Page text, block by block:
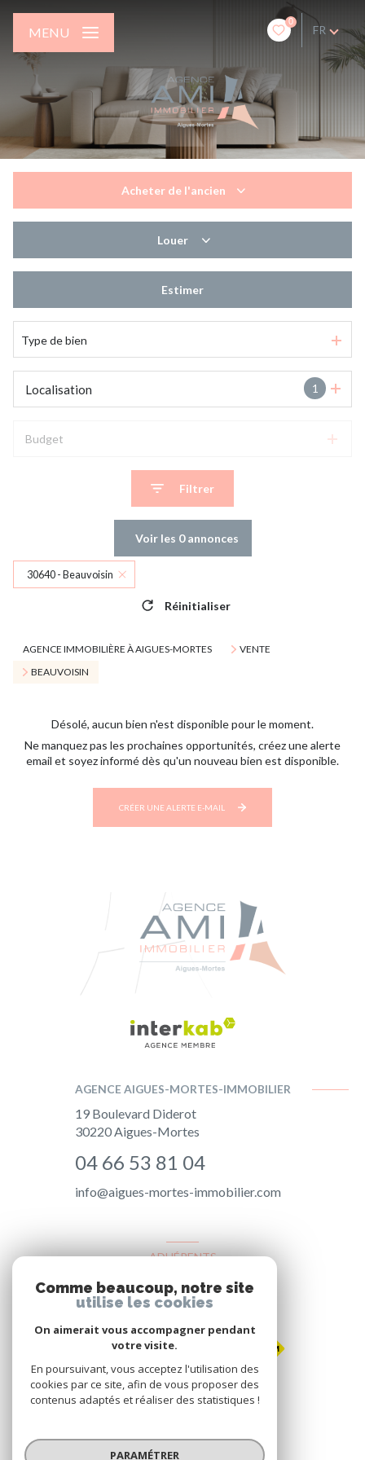
0
FR
MENU
Acheter de l'ancien
Louer
de l'immo pro
Estimer
Type de bien
1
Localisation
Budget
Filtrer
Voir les 0annonces
30640 - Beauvoisin
Réinitialiser
AGENCE IMMOBILIÈRE À AIGUES-MORTES
VENTE
BEAUVOISIN
Désolé, aucun bien n'est disponible pour le moment.
Ne manquez pas les prochaines opportunités, créez une alerte
email et soyez informé dès qu'un nouveau bien est disponible.
CRÉER UNE ALERTE E-MAIL
AGENCE AIGUES-MORTES-IMMOBILIER
19 Boulevard Diderot
30220Aigues-Mortes
04 66 53 81 04
info@aigues-mortes-immobilier.com
ADHÉRENTS
Nous adhérons
© 2026 | Tous droits réservés
Comme beaucoup, notre site
utilise les cookies
On aimerait vous accompagner pendant
votre visite.
En poursuivant, vous acceptez l'utilisation des
cookies par ce site, afin de vous proposer des
contenus adaptés et réaliser des statistiques !
PARAMÉTRER